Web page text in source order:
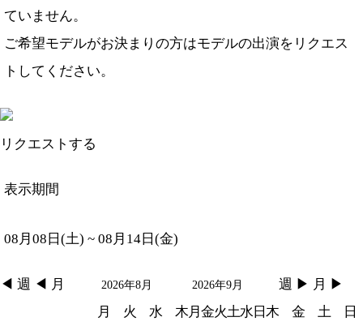
ていません。
ご希望モデルがお決まりの方はモデルの出演をリクエス
ト してください。
リクエストする
表示期間
08月08日(土) ~ 08月14日(金)
◀︎ 週 ◀︎ 月 2026年8月
月 火 水 木 金 土
日
2026年9月
月 火 水 木 金 土
日
週 ▶︎ 月 ▶︎